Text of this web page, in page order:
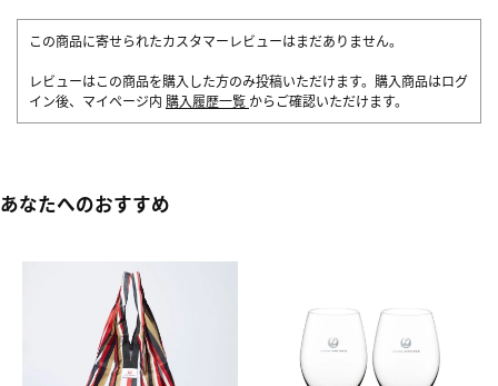
この商品に寄せられたカスタマーレビューはまだありません。
レビューはこの商品を購入した方のみ投稿いただけます。購入商品はログ
イン後、マイページ内 購入履歴一覧 からご確認いただけます。
あなたへのおすすめ